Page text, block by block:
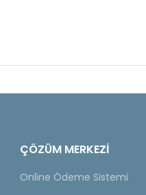
ÇÖZÜM MERKEZİ
Online Ödeme Sistemi